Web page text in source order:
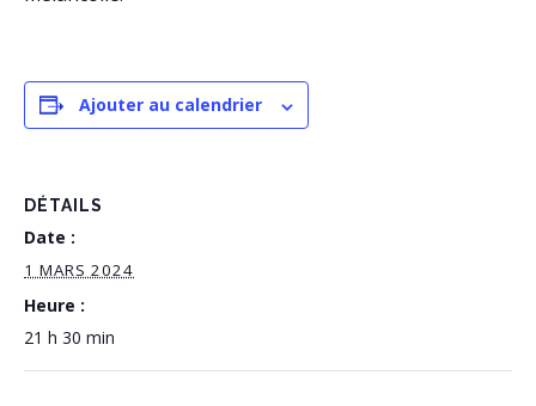
Ajouter au calendrier
DÉTAILS
Date :
1 MARS 2024
Heure :
21 h 30 min